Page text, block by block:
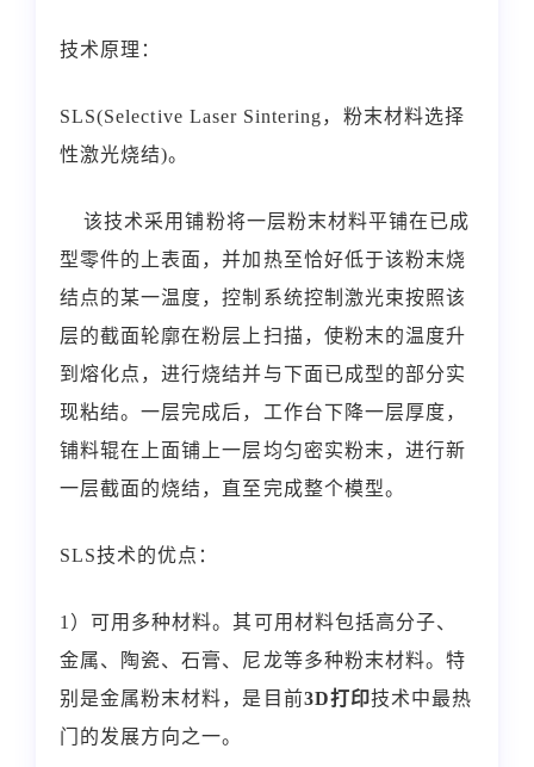
技术原理：
SLS(Selective Laser Sintering，粉末材料选择
性激光烧结)。
该技术采用铺粉将一层粉末材料平铺在已成
型零件的上表面，并加热至恰好低于该粉末烧
结点的某一温度，控制系统控制激光束按照该
层的截面轮廓在粉层上扫描，使粉末的温度升
到熔化点，进行烧结并与下面已成型的部分实
现粘结。一层完成后，工作台下降一层厚度，
铺料辊在上面铺上一层均匀密实粉末，进行新
一层截面的烧结，直至完成整个模型。
SLS技术的优点：
1）可用多种材料。其可用材料包括高分子、
金属、陶瓷、石膏、尼龙等多种粉末材料。特
别是金属粉末材料，是目前3D打印技术中最热
门的发展方向之一。